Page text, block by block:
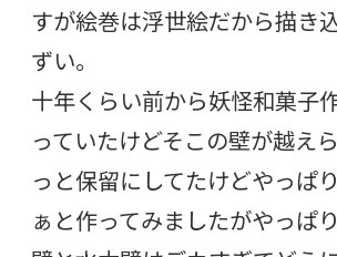
すが絵巻は浮世絵だから描き
ずい。
十年くらい前から妖怪和菓子
っていたけどそこの壁が越え
っと保留にしてたけどやっぱ
ぁと作ってみましたがやっぱ